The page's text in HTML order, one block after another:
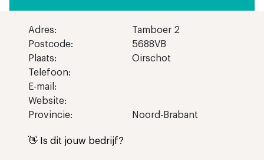
Adres:
Tamboer 2
Postcode:
5688VB
Plaats:
Oirschot
Telefoon:
E-mail:
Website:
Provincie:
Noord-Brabant
👋 Is dit jouw bedrijf?